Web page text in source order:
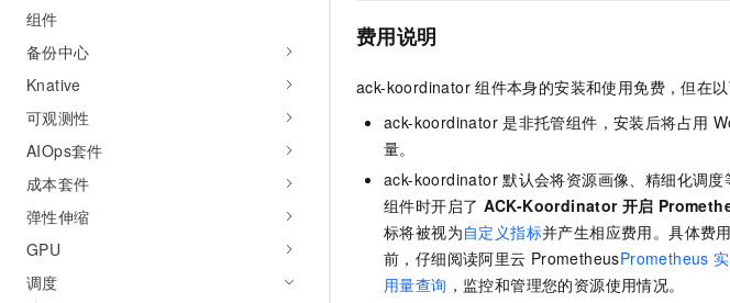
组件
备份中心
Knative
可观测性
AIOps套件
成本套件
弹性伸缩
GPU
调度
费用说明
ack-koordinator 组件本身的安装和使用免费，但在
ack-koordinator 是非托管组件，安装后将占用
量。
ack-koordinator 默认会将资源画像、精细化调
组件时开启了 ACK-Koordinator 开启
标将被视为自定义指标并产生相应费用。具体费
前，仔细阅读阿里云 PrometheusPrometheus
用量查询 ，监控和管理您的资源使用情况。
大模型解决方案
快速部署 Dify，高效搭建 AI 应用
依托云原生高可用架构,实现Dify私有化部署
10 分钟在聊天系统中增加一个 AI 助手
在企业官网、通讯软件中为客户提供 AI 客服
即刻拥有
域名与网站
终端用户计算
Serverless
开发工具
迁移与运维管理
专有云